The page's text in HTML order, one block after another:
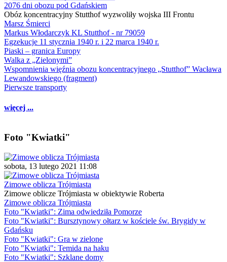
2076 dni obozu pod Gdańskiem
Obóz koncentracyjny Stutthof wyzwoliły wojska III Frontu
Marsz Śmierci
Markus Włodarczyk KL Stutthof - nr 79059
Egzekucje 11 stycznia 1940 r. i 22 marca 1940 r.
Piaski – granica Europy
Walka z „Zielonymi”
Wspomnienia więźnia obozu koncentracyjnego „Stutthof” Wacława
Lewandowskiego (fragment)
Pierwsze transporty
więcej ...
Foto "Kwiatki"
sobota, 13 lutego 2021 11:08
Zimowe oblicza Trójmiasta
Zimowe oblicze Trójmiasta w obiektywie Roberta
Zimowe oblicza Trójmiasta
Foto "Kwiatki": Zima odwiedziła Pomorze
Foto "Kwiatki": Bursztynowy ołtarz w kościele św. Brygidy w
Gdańsku
Foto "Kwiatki": Gra w zielone
Foto "Kwiatki": Temida na haku
Foto "Kwiatki": Szklane domy